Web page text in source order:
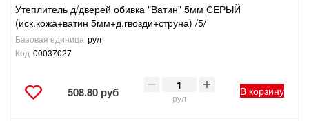
Утеплитель д/дверей обивка "Ватин" 5мм СЕРЫЙ
(иск.кожа+ватин 5мм+д.гвозди+струна) /5/
Базовая единица рул
Код 00037027
508.80 руб рул
В корзину